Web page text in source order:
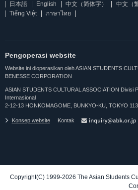
日本語 English 中文（简体字） 中文（
Tiếng Việt
ภาษาไทย
Pengoperasi website
Website ini dioperasikan oleh ASIAN STUDENTS
BENESSE CORPORATION
ASIAN STUDENTS CULTURAL ASSOCIATION Divisi
Internasional
2-12-13 HONKOMAGOME, BUNKYO-KU, TOKYO
Konsep website Kontak
Copyright(C) 1999-2026 The Asian Students